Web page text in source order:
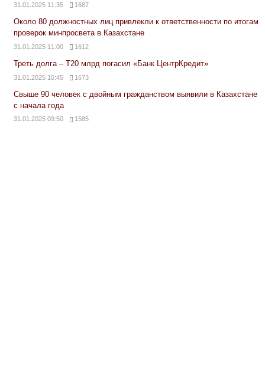
31.01.2025 11:35 1687
Около 80 должностных лиц привлекли к ответственности по итогам
проверок минпросвета в Казахстане
31.01.2025 11:00 1612
Треть долга – Т20 млрд погасил «Банк ЦентрКредит»
31.01.2025 10:45 1673
Свыше 90 человек с двойным гражданством выявили в Казахстане
с начала года
31.01.2025 09:50 1585